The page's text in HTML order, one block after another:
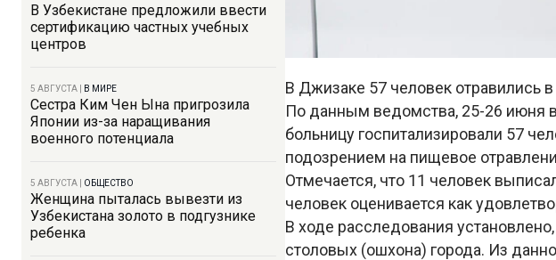
В Узбекистане предложили ввести
сертификацию частных учебных
центров
5 АВГУСТА В МИРЕ
Сестра Ким Чен Ына пригрозила
Японии из-за наращивания
военного потенциала
5 АВГУСТА ОБЩЕСТВО
Женщина пыталась вывезти из
Узбекистана золото в подгузнике
ребенка
В Джизаке 57 человек отравились
По данным ведомства, 25-26 июня
больницу госпитализировали 57
подозрением на пищевое
Отмечается, что 11 человек
человек оценивается как
В ходе расследования
столовых (ошхона) города. Из